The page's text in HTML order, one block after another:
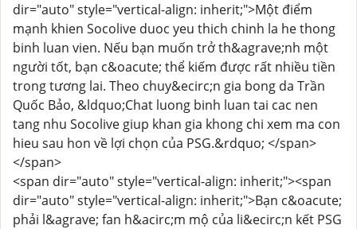
dir="auto" style="vertical-align: inherit;">Một điểm
mạnh khien Socolive duoc yeu thich chinh la he thong
binh luan vien. Nếu bạn muốn trở th&agrave;nh một
người tốt, bạn c&oacute; thể kiếm được rất nhiều tiền
trong tương lai. Theo chuy&ecirc;n gia bong da Trần
Quốc Bảo, &ldquo;Chat luong binh luan tai cac nen
tang nhu Socolive giup khan gia khong chi xem ma con
hieu sau hon về lợi chọn của PSG.&rdquo; </span>
</span>
<span dir="auto" style="vertical-align: inherit;"><span
dir="auto" style="vertical-align: inherit;">Bạn c&oacute;
phải l&agrave; fan h&acirc;m mộ của li&ecirc;n kết PSG